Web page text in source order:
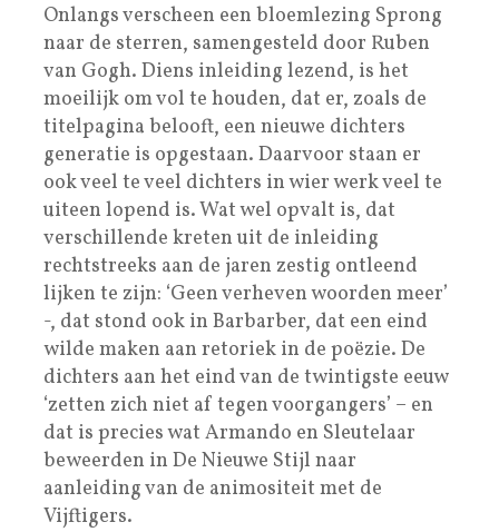
Onlangs verscheen een bloemlezing Sprong
naar de sterren, samengesteld door Ruben
van Gogh. Diens inleiding lezend, is het
moeilijk om vol te houden, dat er, zoals de
titelpagina belooft, een nieuwe dichters
generatie is opgestaan. Daarvoor staan er
ook veel te veel dichters in wier werk veel te
uiteen lopend is. Wat wel opvalt is, dat
verschillende kreten uit de inleiding
rechtstreeks aan de jaren zestig ontleend
lijken te zijn: ‘Geen verheven woorden meer’
-, dat stond ook in Barbarber, dat een eind
wilde maken aan retoriek in de poëzie. De
dichters aan het eind van de twintigste eeuw
‘zetten zich niet af tegen voorgangers’ – en
dat is precies wat Armando en Sleutelaar
beweerden in De Nieuwe Stijl naar
aanleiding van de animositeit met de
Vijftigers.